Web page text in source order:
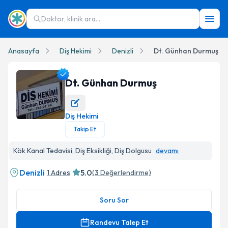
Doktor, klinik ara...
Anasayfa Diş Hekimi Denizli Dt. Günhan Durmuş
Dt. Günhan Durmuş Profil Fotoğrafı
Dt. Günhan Durmuş
Diş Hekimi
Takip Et
Kök Kanal Tedavisi, Diş Eksikliği, Diş Dolgusu devamı
Denizli 1 Adres 5.0(3 Değerlendirme)
Soru Sor
Randevu Talep Et